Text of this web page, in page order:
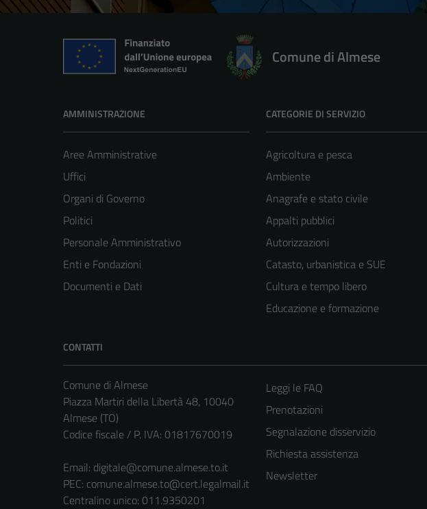
Comune di Almese
AMMINISTRAZIONE
Aree Amministrative
Uffici
Organi di Governo
Politici
Personale Amministrativo
Enti e Fondazioni
Documenti e Dati
CATEGORIE DI SERVIZIO
Agricoltura e pesca
Ambiente
Anagrafe e stato civile
Appalti pubblici
Autorizzazioni
Catasto, urbanistica e SUE
Cultura e tempo libero
Educazione e formazione
CONTATTI
Comune di Almese
Piazza Martiri della Libertà 48, 10040
Almese (TO)
Codice fiscale / P. IVA: 01817670019
Email: digitale@comune.almese.to.it
PEC: comune.almese.to@cert.legalmail.it
Centralino unico: 011.9350201
Leggi le FAQ
Prenotazioni
Segnalazione disservizio
Richiesta assistenza
Newsletter